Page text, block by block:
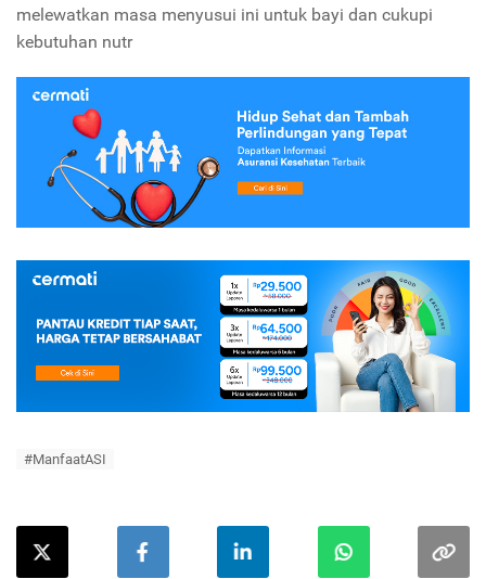
melewatkan masa menyusui ini untuk bayi dan cukupi
kebutuhan nutr
#ManfaatASI